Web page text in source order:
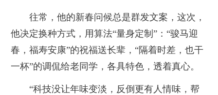
往常，他的新春问候总是群发文案，这次，
他决定换种方式，用算法“量身定制”：“骏马迎
春，福寿安康”的祝福送长辈，“隔着时差，也干
一杯”的调侃给老同学，各具特色，透着真心。
“科技没让年味变淡，反倒更有人情味，帮